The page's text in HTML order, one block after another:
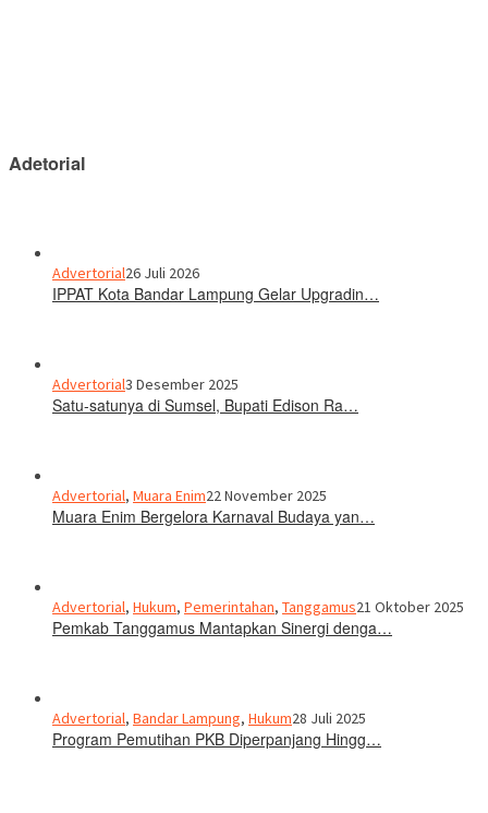
Adetorial
Advertorial26 Juli 2026
IPPAT Kota Bandar Lampung Gelar Upgradin…
Advertorial3 Desember 2025
Satu-satunya di Sumsel, Bupati Edison Ra…
Advertorial, Muara Enim22 November 2025
Muara Enim Bergelora Karnaval Budaya yan…
Advertorial, Hukum, Pemerintahan, Tanggamus21 Oktober 2025
Pemkab Tanggamus Mantapkan Sinergi denga…
Advertorial, Bandar Lampung, Hukum28 Juli 2025
Program Pemutihan PKB Diperpanjang Hingg…